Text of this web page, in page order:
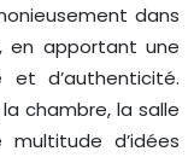
dans
en apportant une
et d’authenticité.
chambre, la salle
d’idées